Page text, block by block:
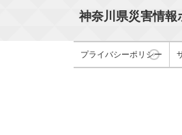
神奈川県災害情報
プライバシーポリシー